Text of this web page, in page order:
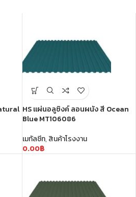
HS แผ่นอลูซิงค์ ลอนผนัง สี Ocean
Blue MT106086
เมทัลชีท, สินค้าโรงงาน
0.00฿